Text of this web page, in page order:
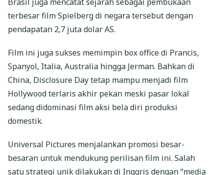
terbesar film Spielberg di negara tersebut dengan
pendapatan 2,7 juta dolar AS.
Film ini juga sukses memimpin box office di Prancis,
Spanyol, Italia, Australia hingga Jerman. Bahkan di
China, Disclosure Day tetap mampu menjadi film
Hollywood terlaris akhir pekan meski pasar lokal
sedang didominasi film aksi bela diri produksi
domestik.
Universal Pictures menjalankan promosi besar-
besaran untuk mendukung perilisan film ini. Salah
satu strategi unik dilakukan di Inggris dengan “media